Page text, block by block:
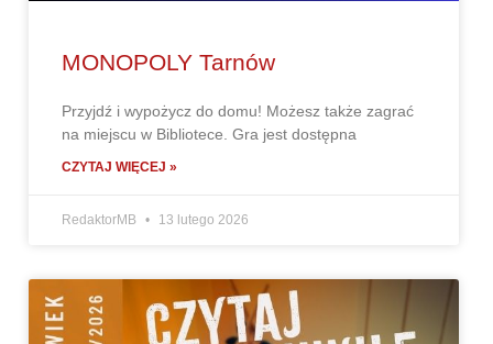
MONOPOLY Tarnów
Przyjdź i wypożycz do domu! Możesz także zagrać
na miejscu w Bibliotece. Gra jest dostępna
CZYTAJ WIĘCEJ »
RedaktorMB 13 lutego 2026